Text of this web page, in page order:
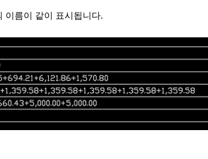
이름이 같이 표시됩니다.